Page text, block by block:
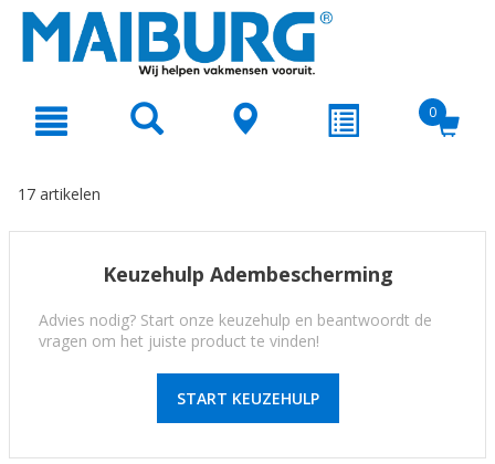
text.skipToNavigation
0
17 artikelen
Keuzehulp Adembescherming
Advies nodig? Start onze keuzehulp en beantwoordt de
vragen om het juiste product te vinden!
START KEUZEHULP